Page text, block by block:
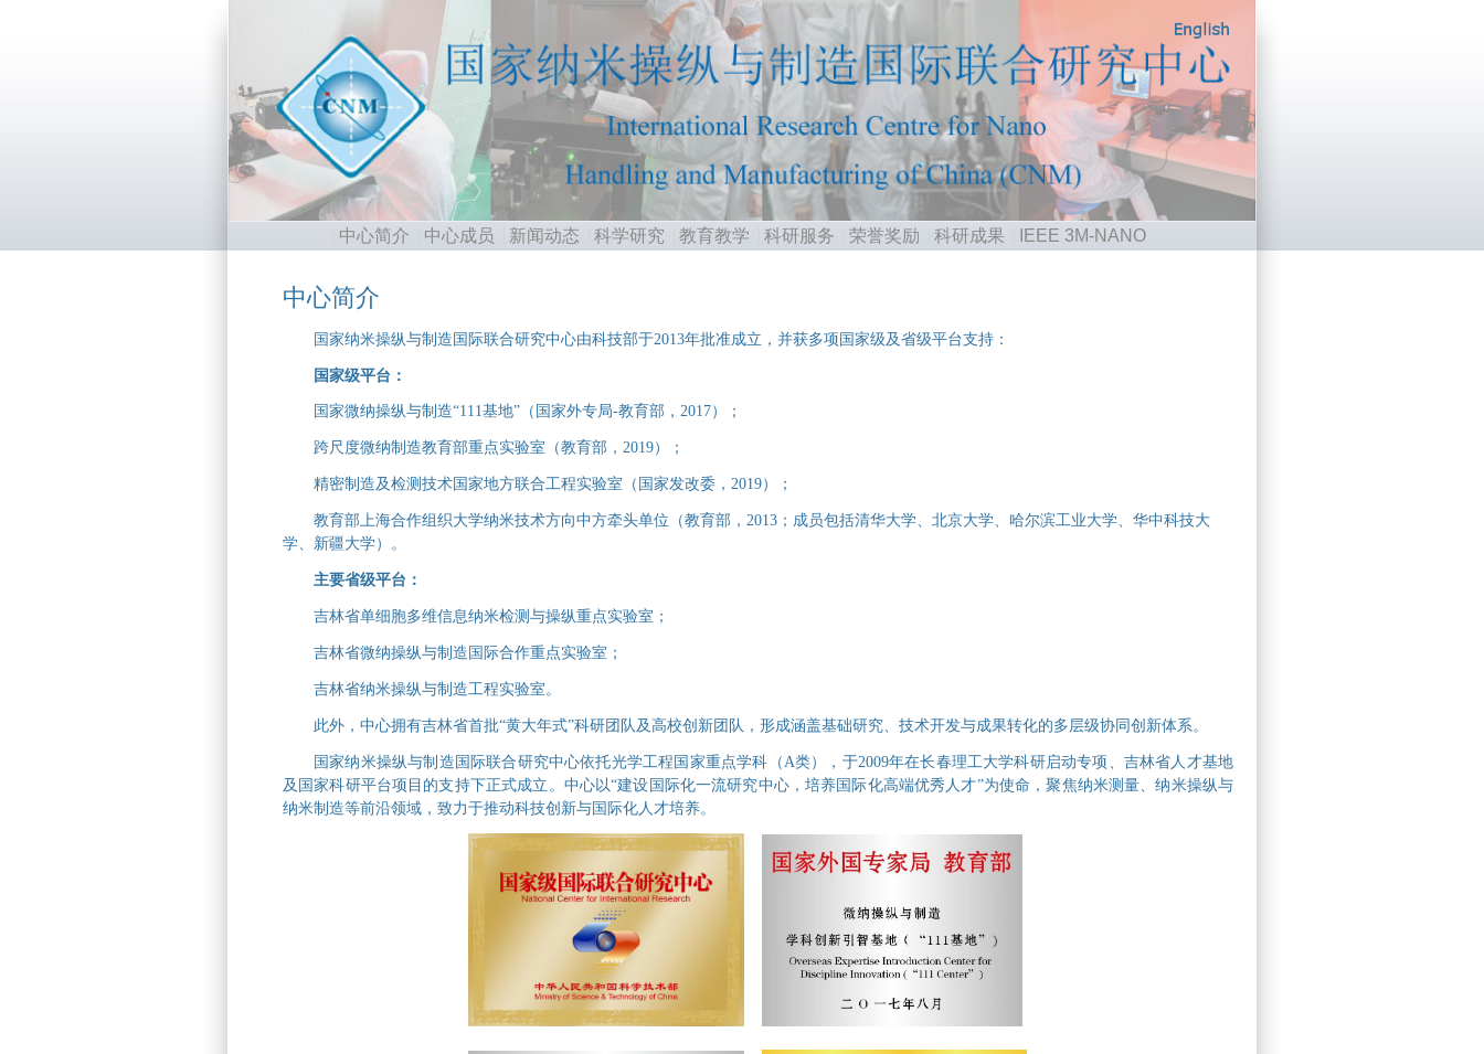
Main menu 2中心简介 中心成员 新闻动态 科学研究 教育教学 科研服务 荣誉奖励 科研成果 IEEE 3M-NANO
中心简介
国家纳米操纵与制造国际联合研究中心由科技部于2013年批准成立，并获多项国家级及省级平台支持：
国家级平台：
国家微纳操纵与制造“111基地”（国家外专局-教育部，2017）；
跨尺度微纳制造教育部重点实验室（教育部，2019）；
精密制造及检测技术国家地方联合工程实验室（国家发改委，2019）；
教育部上海合作组织大学纳米技术方向中方牵头单位（教育部，2013；成员包括清华大学、北京大学、哈尔滨工业大学、华中科技大
学、新疆大学）。
主要省级平台：
吉林省单细胞多维信息纳米检测与操纵重点实验室；
吉林省微纳操纵与制造国际合作重点实验室；
吉林省纳米操纵与制造工程实验室。
此外，中心拥有吉林省首批“黄大年式”科研团队及高校创新团队，形成涵盖基础研究、技术开发与成果转化的多层级协同创新体系。
国家纳米操纵与制造国际联合研究中心依托光学工程国家重点学科（A类），于2009年在长春理工大学科研启动专项、吉林省人才基地
及国家科研平台项目的支持下正式成立。中心以“建设国际化一流研究中心，培养国际化高端优秀人才”为使命，聚焦纳米测量、纳米操纵与
纳米制造等前沿领域，致力于推动科技创新与国际化人才培养。